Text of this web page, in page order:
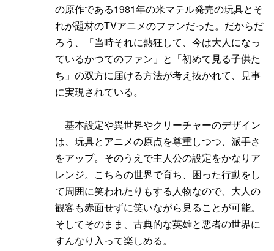
の原作である1981年の米マテル発売の玩具とそ
れが題材のTVアニメのファンだった。だからだ
ろう、「当時それに熱狂して、今は大人になっ
ているかつてのファン」と「初めて見る子供た
ち」の双方に届ける方法が考え抜かれて、見事
に実現されている。
基本設定や異世界やクリーチャーのデザイン
は、玩具とアニメの原点を尊重しつつ、派手さ
をアップ。そのうえで主人公の設定をかなりア
レンジ。こちらの世界で育ち、困った行動をし
て周囲に笑われたりもする人物なので、大人の
観客も赤面せずに笑いながら見ることが可能。
そしてそのまま、古典的な英雄と悪者の世界に
すんなり入って楽しめる。